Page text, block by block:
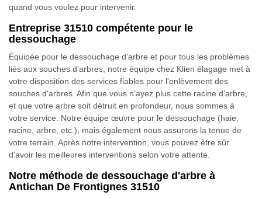
quand vous voulez pour intervenir.
Entreprise 31510 compétente pour le
dessouchage
Équipée pour le dessouchage d’arbre et pour tous les problèmes
liés aux souches d’arbres, notre équipe chez Klien élagage met à
votre disposition des services fiables pour l'enlèvement des
souches d'arbres. Afin que vous n’ayez plus cette racine d’arbre,
et que votre arbre soit détruit en profondeur, nous sommes à
votre service. Notre équipe œuvre pour le dessouchage (haie,
racine, arbre, etc.), mais également nous assurons la tenue de
votre terrain. Après notre intervention, vous pouvez être sûr
d'avoir les meilleures interventions selon votre attente.
Notre méthode de dessouchage d'arbre à
Antichan De Frontignes 31510